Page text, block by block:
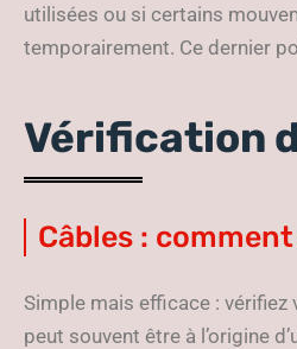
utilisées ou si certains
temporairement. Ce dernier
Vérification
Câbles :
Simple mais efficace : vérifiez
peut souvent être à l’origine